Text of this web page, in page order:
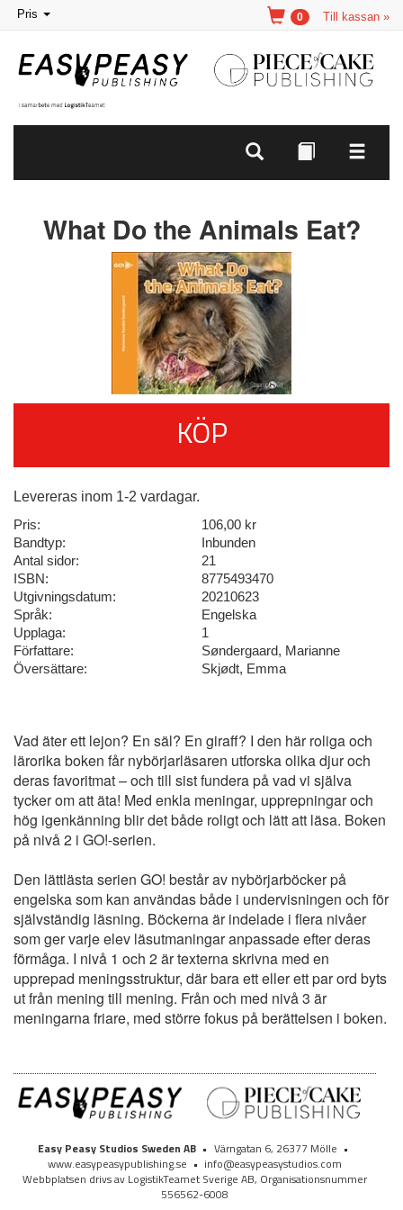
Toggle
navigation
Pris Till kassan »
0
What Do the Animals Eat?
KÖP
Levereras inom 1-2 vardagar.
Pris:
106,00 kr
Bandtyp:
Inbunden
Antal sidor:
21
ISBN:
8775493470
Utgivningsdatum:
20210623
Språk:
Engelska
Upplaga:
1
Författare:
Søndergaard, Marianne
Översättare:
Skjødt, Emma
Vad äter ett lejon? En säl? En giraff? I den här roliga och
lärorika boken får nybörjarläsaren utforska olika djur och
deras favoritmat – och till sist fundera på vad vi själva
tycker om att äta! Med enkla meningar, upprepningar och
hög igenkänning blir det både roligt och lätt att läsa. Boken
på nivå 2 i GO!-serien.
Den lättlästa serien GO! består av nybörjarböcker på
engelska som kan användas både i undervisningen och för
självständig läsning. Böckerna är indelade i flera nivåer
som ger varje elev läsutmaningar anpassade efter deras
förmåga. I nivå 1 och 2 är texterna skrivna med en
upprepad meningsstruktur, där bara ett eller ett par ord byts
ut från mening till mening. Från och med nivå 3 är
meningarna friare, med större fokus på berättelsen i boken.
Easy Peasy Studios Sweden AB • Värngatan 6, 26377 Mölle •
www.easypeasypublishing.se • info@easypeasystudios.com
Webbplatsen drivs av LogistikTeamet Sverige AB, Organisationsnummer
556562-6008